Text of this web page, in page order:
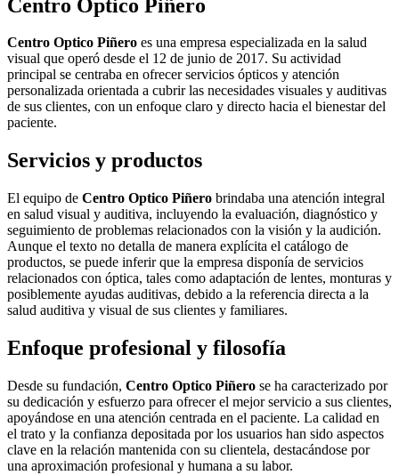
Centro Optico Piñero
Centro Optico Piñero es una empresa especializada en la salud
visual que operó desde el 12 de junio de 2017. Su actividad
principal se centraba en ofrecer servicios ópticos y atención
personalizada orientada a cubrir las necesidades visuales y auditivas
de sus clientes, con un enfoque claro y directo hacia el bienestar del
paciente.
Servicios y productos
El equipo de Centro Optico Piñero brindaba una atención integral
en salud visual y auditiva, incluyendo la evaluación, diagnóstico y
seguimiento de problemas relacionados con la visión y la audición.
Aunque el texto no detalla de manera explícita el catálogo de
productos, se puede inferir que la empresa disponía de servicios
relacionados con óptica, tales como adaptación de lentes, monturas y
posiblemente ayudas auditivas, debido a la referencia directa a la
salud auditiva y visual de sus clientes y familiares.
Enfoque profesional y filosofía
Desde su fundación, Centro Optico Piñero se ha caracterizado por
su dedicación y esfuerzo para ofrecer el mejor servicio a sus clientes,
apoyándose en una atención centrada en el paciente. La calidad en
el trato y la confianza depositada por los usuarios han sido aspectos
clave en la relación mantenida con su clientela, destacándose por
una aproximación profesional y humana a su labor.